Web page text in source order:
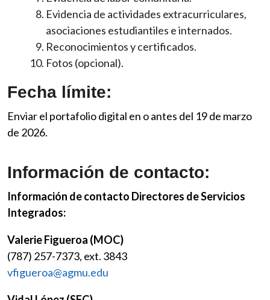
Evidencia de actividades extracurriculares,
asociaciones estudiantiles e internados.
Reconocimientos y certificados.
Fotos (opcional).
Fecha límite:
Enviar el portafolio digital en o antes del 19 de marzo
de 2026.
Información de contacto:
Información de contacto Directores de Servicios
Integrados:
Valerie Figueroa (MOC)
(787) 257-7373, ext. 3843
vfigueroa@agmu.edu